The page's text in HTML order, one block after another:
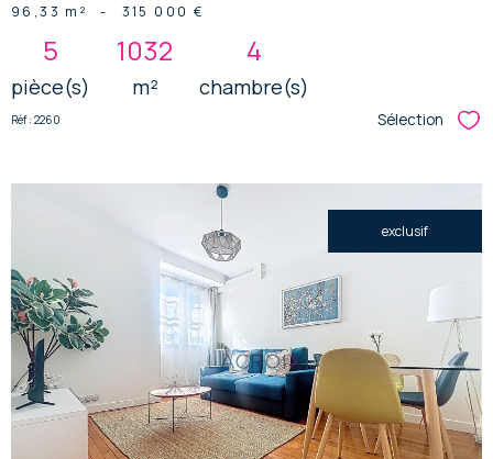
96,33 m² - 315 000 €
5
pièce(s)
1032
m²
4
chambre(s)
Réf : 2260 Sélection
exclusif
voir le
bien